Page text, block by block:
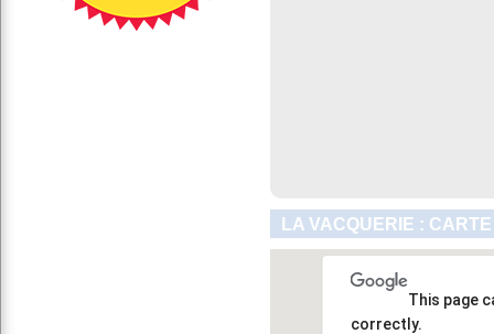
LA VACQUERIE :
This page
correctly.